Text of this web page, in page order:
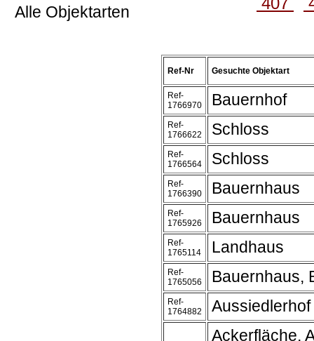
Alle Objektarten
Ref-Nr Gesuchte Objektart
Ref-
1766970
Bauernhof
Ref-
1766622
Schloss
Ref-
1766564
Schloss
Ref-
1766390
Bauernhaus
Ref-
1765926
Bauernhaus
Ref-
1765114
Landhaus
Ref-
1765056
Bauernhaus,
Ref-
1764882
Aussiedlerhof
Ackerfläche,